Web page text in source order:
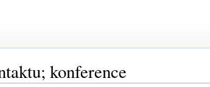
konference